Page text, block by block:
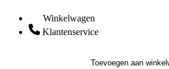
Winkelwagen
Klantenservice
Toevoegen aan